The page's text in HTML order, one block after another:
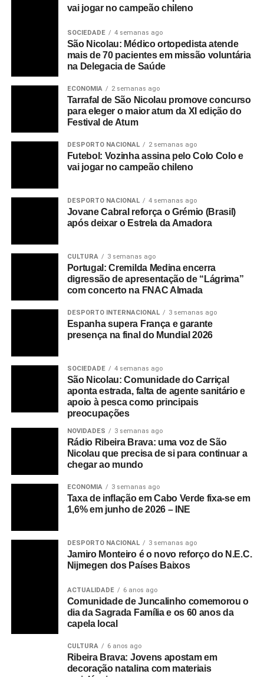
vai jogar no campeão chileno
SOCIEDADE 4 semanas ago
São Nicolau: Médico ortopedista atende
mais de 70 pacientes em missão voluntária
na Delegacia de Saúde
ECONOMIA 2 semanas ago
Tarrafal de São Nicolau promove concurso
para eleger o maior atum da XI edição do
Festival de Atum
DESPORTO NACIONAL 2 semanas ago
Futebol: Vozinha assina pelo Colo Colo e
vai jogar no campeão chileno
DESPORTO NACIONAL 4 semanas ago
Jovane Cabral reforça o Grémio (Brasil)
após deixar o Estrela da Amadora
CULTURA 3 semanas ago
Portugal: Cremilda Medina encerra
digressão de apresentação de “Lágrima”
com concerto na FNAC Almada
DESPORTO INTERNACIONAL 3 semanas ago
Espanha supera França e garante
presença na final do Mundial 2026
SOCIEDADE 4 semanas ago
São Nicolau: Comunidade do Carriçal
aponta estrada, falta de agente sanitário e
apoio à pesca como principais
preocupações
NOVIDADES 3 semanas ago
Rádio Ribeira Brava: uma voz de São
Nicolau que precisa de si para continuar a
chegar ao mundo
ECONOMIA 3 semanas ago
Taxa de inflação em Cabo Verde fixa-se em
1,6% em junho de 2026 – INE
DESPORTO NACIONAL 3 semanas ago
Jamiro Monteiro é o novo reforço do N.E.C.
Nijmegen dos Países Baixos
ACTUALIDADE 6 anos ago
Comunidade de Juncalinho comemorou o
dia da Sagrada Família e os 60 anos da
capela local
CULTURA 6 anos ago
Ribeira Brava: Jovens apostam em
decoração natalina com materiais